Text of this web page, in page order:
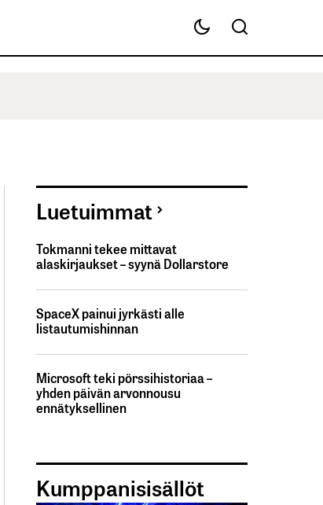
Luetuimmat
Tokmanni tekee mittavat
alaskirjaukset – syynä Dollarstore
SpaceX painui jyrkästi alle
listautumishinnan
Microsoft teki pörssihistoriaa –
yhden päivän arvonnousu
ennätyksellinen
Kumppanisisällöt